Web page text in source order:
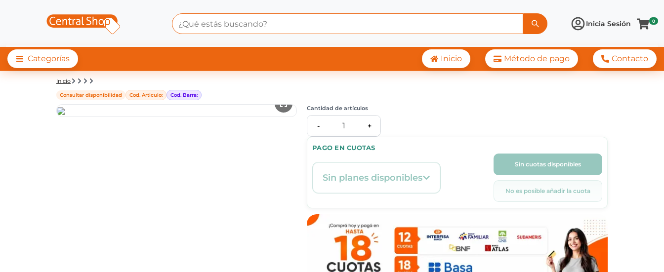
Inicia Sesión 0
Categorías Inicio Método de pago Contacto
Detalle de producto | Central Shop
Inicio
Consultar disponibilidad Cod. Articulo: Cod. Barra:
PAGO EN CUOTAS
Sin planes disponibles
Sin cuotas disponibles
No es posible añadir la cuota
Cantidad de artículos
- 1 +